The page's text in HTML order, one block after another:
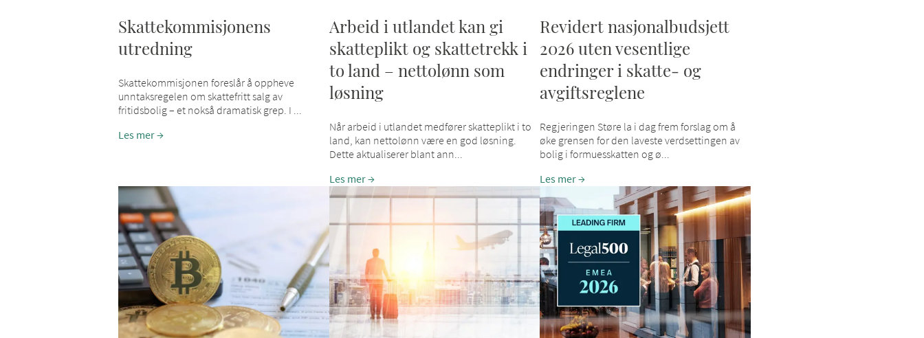
Skattekommisjonens
utredning
Skattekommisjonen foreslår å oppheve
unntaksregelen om skattefritt salg av
fritidsbolig – et nokså dramatisk grep. I ...
Les mer
Arbeid i utlandet kan gi
skatteplikt og skattetrekk i
to land – nettolønn som
løsning
Når arbeid i utlandet medfører skatteplikt i to
land, kan nettolønn være en god løsning.
Dette aktualiserer blant ann...
Les mer
Revidert nasjonalbudsjett
2026 uten vesentlige
endringer i skatte- og
avgiftsreglene
Regjeringen Støre la i dag frem forslag om å
øke grensen for den laveste verdsettingen av
bolig i formuesskatten og ø...
Les mer